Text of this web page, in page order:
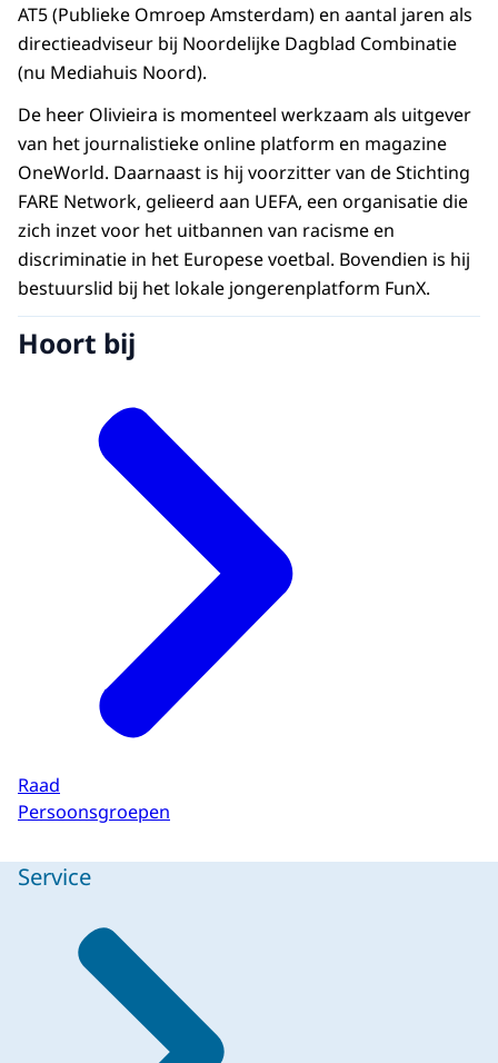
AT5 (Publieke Omroep Amsterdam) en aantal jaren als
directieadviseur bij Noordelijke Dagblad Combinatie
(nu Mediahuis Noord).
De heer Olivieira is momenteel werkzaam als uitgever
van het journalistieke online platform en magazine
OneWorld. Daarnaast is hij voorzitter van de Stichting
FARE Network, gelieerd aan UEFA, een organisatie die
zich inzet voor het uitbannen van racisme en
discriminatie in het Europese voetbal. Bovendien is hij
bestuurslid bij het lokale jongerenplatform FunX.
Hoort bij
Raad
Persoonsgroepen
Service